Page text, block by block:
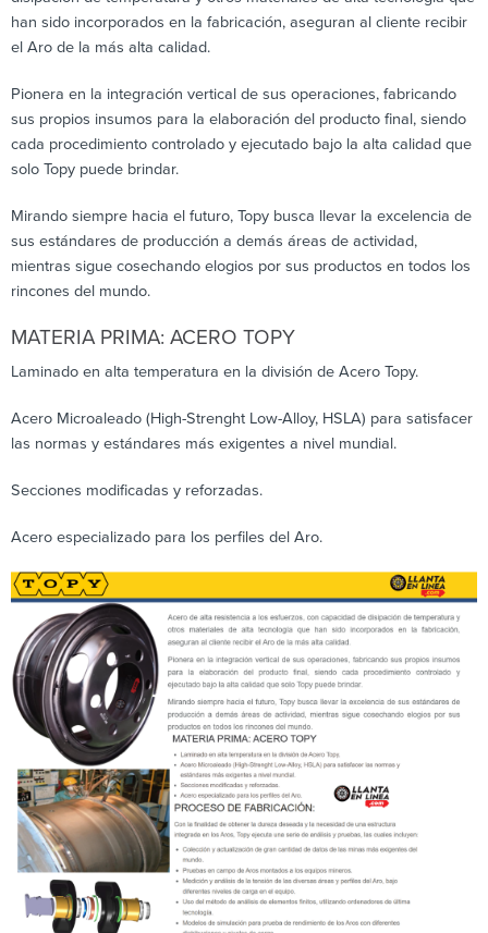
han sido incorporados en la fabricación, aseguran al cliente recibir
el Aro de la más alta calidad.
Pionera en la integración vertical de sus operaciones, fabricando
sus propios insumos para la elaboración del producto final, siendo
cada procedimiento controlado y ejecutado bajo la alta calidad que
solo Topy puede brindar.
Mirando siempre hacia el futuro, Topy busca llevar la excelencia de
sus estándares de producción a demás áreas de actividad,
mientras sigue cosechando elogios por sus productos en todos los
rincones del mundo.
MATERIA PRIMA: ACERO TOPY
Laminado en alta temperatura en la división de Acero Topy.
Acero Microaleado (High-Strenght Low-Alloy, HSLA) para satisfacer
las normas y estándares más exigentes a nivel mundial.
Secciones modificadas y reforzadas.
Acero especializado para los perfiles del Aro.